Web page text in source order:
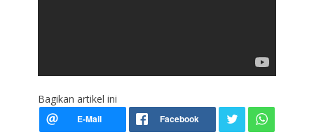
Bagikan artikel ini